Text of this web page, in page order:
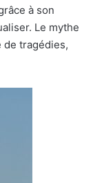
à son
Le mythe
tragédies,